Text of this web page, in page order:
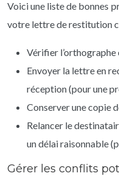
Voici une liste de bonnes
votre lettre de restitution
Vérifier l’orthographe
Envoyer la lettre en
réception (pour une
Conserver une copie
Relancer le
un délai raisonnable
Gérer les conflits